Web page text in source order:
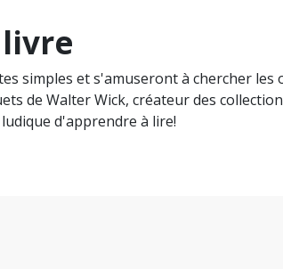
simples et s'amuseront à chercher les
de Walter Wick, créateur des
d'apprendre à lire!